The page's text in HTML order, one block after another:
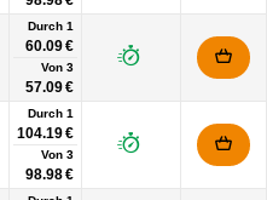
Durch 1
60.09 €
Von 3
57.09 €
Durch 1
104.19 €
Von 3
98.98 €